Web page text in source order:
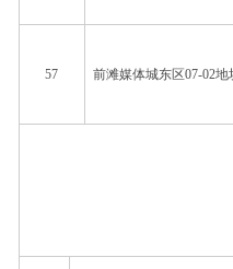
57 前滩媒体城东区07-02地